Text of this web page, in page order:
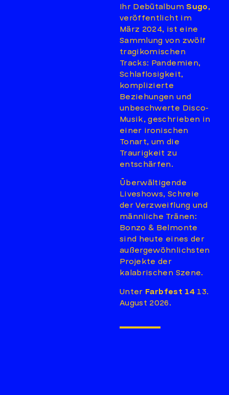
Ihr Debütalbum Sugo,
veröffentlicht im
März 2024, ist eine
Sammlung von zwölf
tragikomischen
Tracks: Pandemien,
Schlaflosigkeit,
komplizierte
Beziehungen und
unbeschwerte Disco-
Musik, geschrieben in
einer ironischen
Tonart, um die
Traurigkeit zu
entschärfen.
Überwältigende
Liveshows, Schreie
der Verzweiflung und
männliche Tränen:
Bonzo & Belmonte
sind heute eines der
außergewöhnlichsten
Projekte der
kalabrischen Szene.
Unter Farbfest 1413.
August 2026.